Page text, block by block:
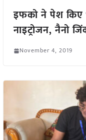
इफको ने पेश किए
नाइट्रोजन, नैनो
November 4, 2019